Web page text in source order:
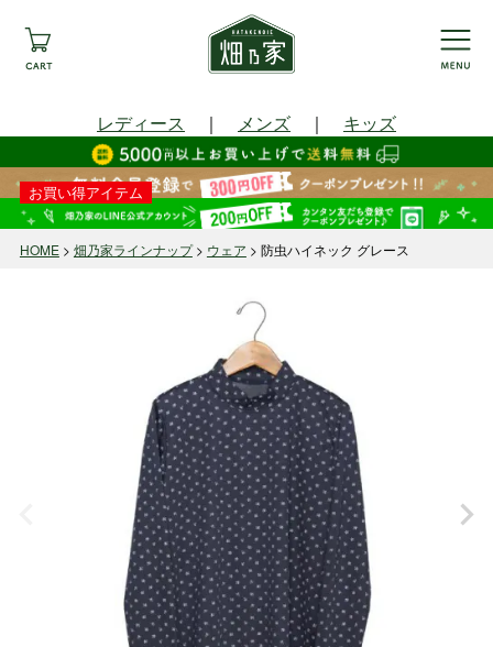
レディース ｜ メンズ ｜ キッズ
HOME 畑乃家ラインナップ ウェア 防虫ハイネック グレース
お買い得アイテム